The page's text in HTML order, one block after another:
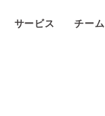
サービス チーム